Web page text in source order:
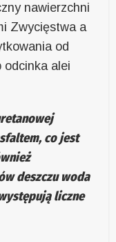
nawierzchni
Zwycięstwa a
od
odcinka alei
co jest
deszczu woda
liczne